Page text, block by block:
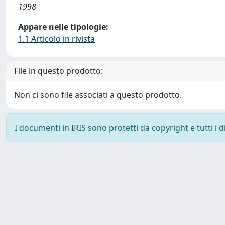
1998
Appare nelle tipologie:
1.1 Articolo in rivista
File in questo prodotto:
Non ci sono file associati a questo prodotto.
I documenti in IRIS sono protetti da copyright e tutti i